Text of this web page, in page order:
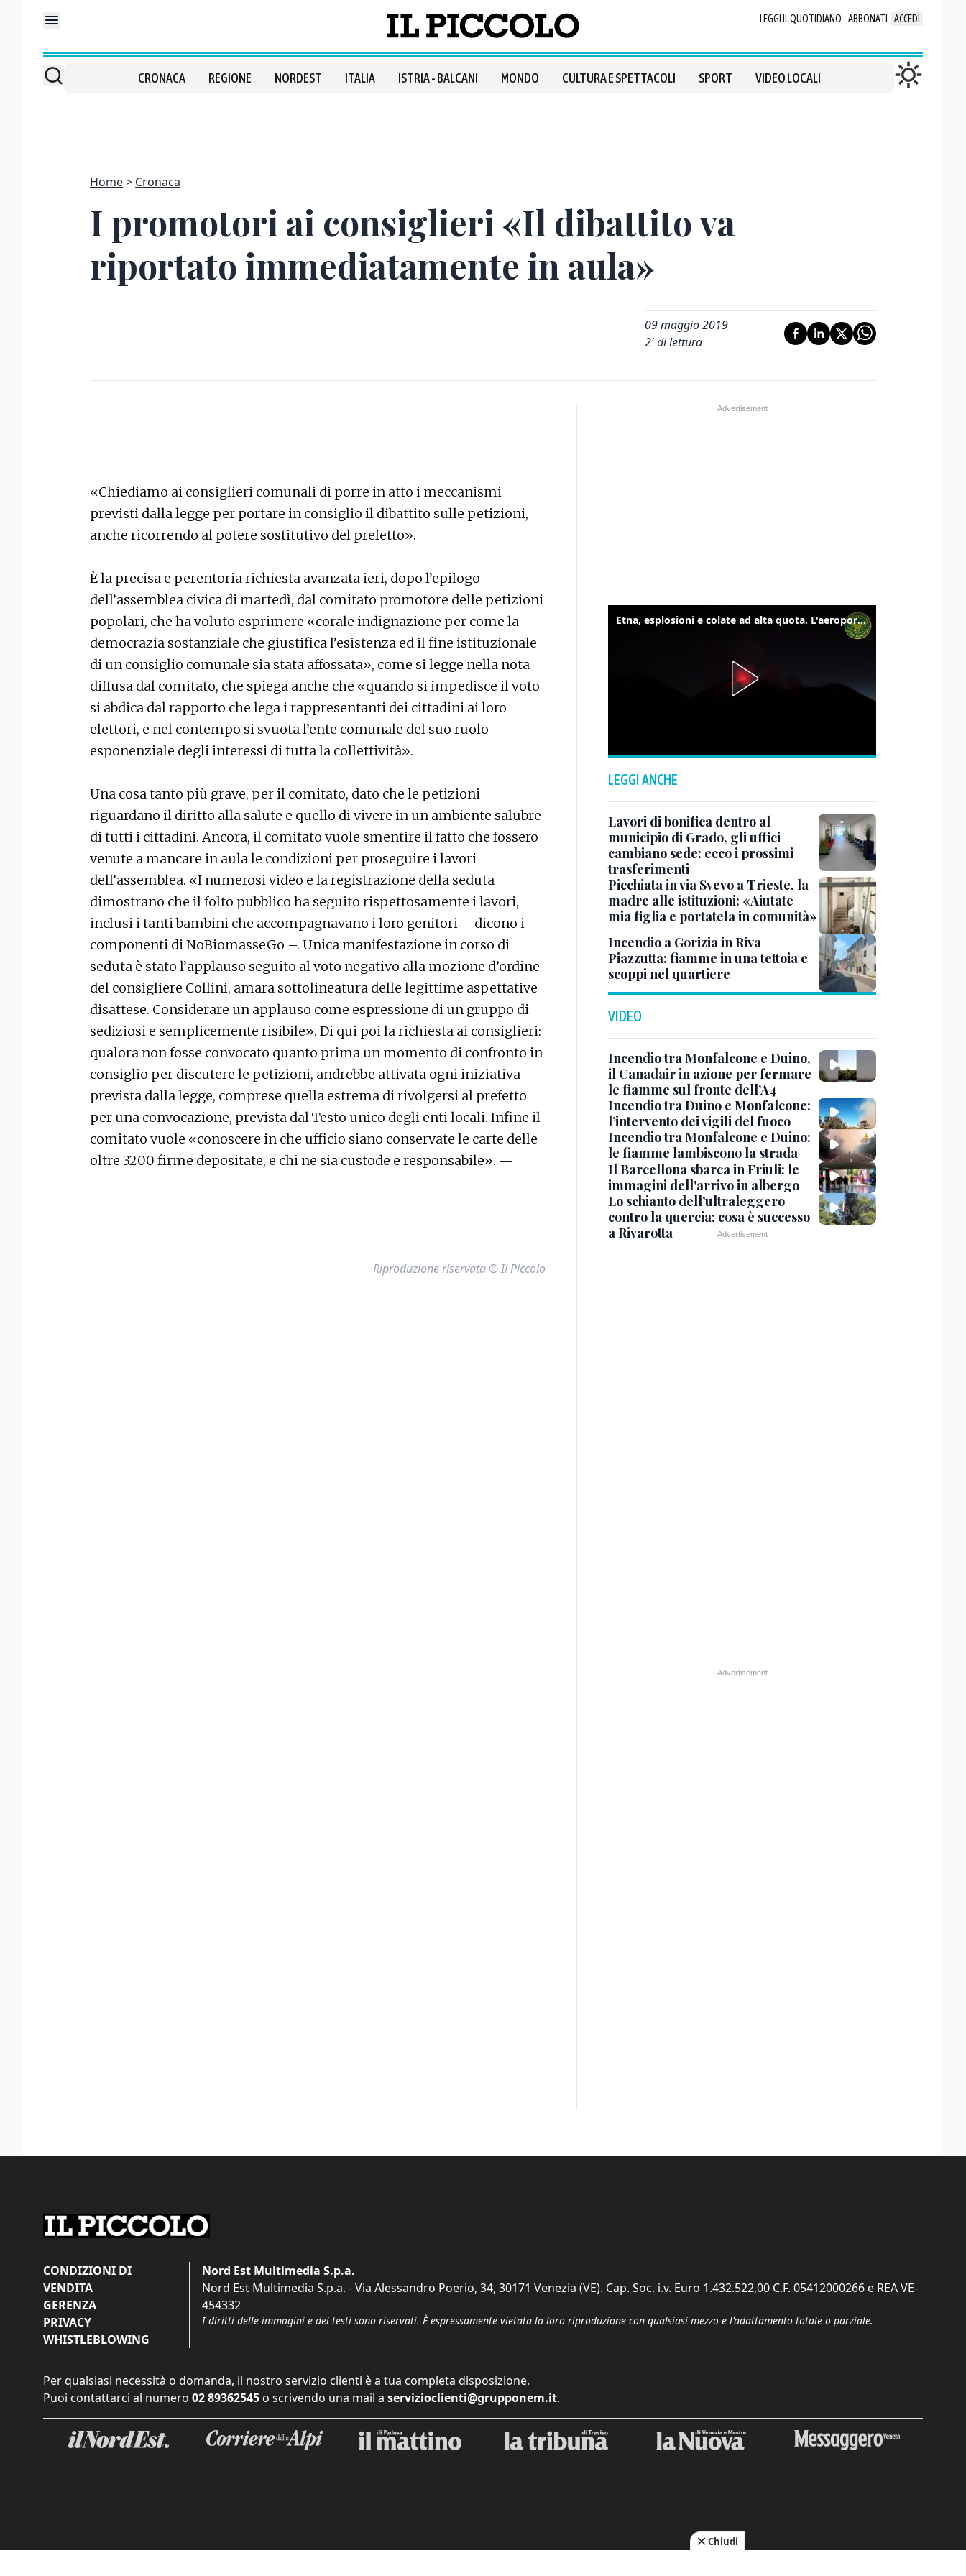
LEGGI IL QUOTIDIANO ABBONATI ACCEDI
CRONACA REGIONE NORDEST ITALIA ISTRIA - BALCANI MONDO CULTURA E SPETTACOLI SPORT VIDEO LOCALI
Home Cronaca
I promotori ai consiglieri «Il dibattito va
riportato immediatamente in aula»
09 maggio 2019
2' di lettura
«Chiediamo ai consiglieri comunali di porre in atto i meccanismi
previsti dalla legge per portare in consiglio il dibattito sulle petizioni,
anche ricorrendo al potere sostitutivo del prefetto».
È la precisa e perentoria richiesta avanzata ieri, dopo l’epilogo
dell’assemblea civica di martedì, dal comitato promotore delle petizioni
popolari, che ha voluto esprimere «corale indignazione per come la
democrazia sostanziale che giustifica l’esistenza ed il fine istituzionale
di un consiglio comunale sia stata affossata», come si legge nella nota
diffusa dal comitato, che spiega anche che «quando si impedisce il voto
si abdica dal rapporto che lega i rappresentanti dei cittadini ai loro
elettori, e nel contempo si svuota l’ente comunale del suo ruolo
esponenziale degli interessi di tutta la collettività».
Una cosa tanto più grave, per il comitato, dato che le petizioni
riguardano il diritto alla salute e quello di vivere in un ambiente salubre
di tutti i cittadini. Ancora, il comitato vuole smentire il fatto che fossero
venute a mancare in aula le condizioni per proseguire i lavori
dell’assemblea. «I numerosi video e la registrazione della seduta
dimostrano che il folto pubblico ha seguito rispettosamente i lavori,
inclusi i tanti bambini che accompagnavano i loro genitori – dicono i
componenti di NoBiomasseGo –. Unica manifestazione in corso di
seduta è stato l’applauso seguito al voto negativo alla mozione d’ordine
del consigliere Collini, amara sottolineatura delle legittime aspettative
disattese. Considerare un applauso come espressione di un gruppo di
sediziosi e semplicemente risibile». Di qui poi la richiesta ai consiglieri:
qualora non fosse convocato quanto prima un momento di confronto in
consiglio per discutere le petizioni, andrebbe attivata ogni iniziativa
prevista dalla legge, comprese quella estrema di rivolgersi al prefetto
per una convocazione, prevista dal Testo unico degli enti locali. Infine il
comitato vuole «conoscere in che ufficio siano conservate le carte delle
oltre 3200 firme depositate, e chi ne sia custode e responsabile». —
Riproduzione riservata © Il Piccolo
Etna, esplosioni e colate ad alta quota. L'aeroporto di Catania verso la normalità
LEGGI ANCHE
Lavori di bonifica dentro al
municipio di Grado, gli uffici
cambiano sede: ecco i prossimi
trasferimenti
Picchiata in via Svevo a Trieste, la
madre alle istituzioni: «Aiutate
mia figlia e portatela in comunità»
Incendio a Gorizia in Riva
Piazzutta: fiamme in una tettoia e
scoppi nel quartiere
VIDEO
Incendio tra Monfalcone e Duino,
il Canadair in azione per fermare
le fiamme sul fronte dell’A4
Incendio tra Duino e Monfalcone:
l’intervento dei vigili del fuoco
Incendio tra Monfalcone e Duino:
le fiamme lambiscono la strada
Il Barcellona sbarca in Friuli: le
immagini dell'arrivo in albergo
Lo schianto dell’ultraleggero
contro la quercia: cosa è successo
a Rivarotta
CONDIZIONI DI
VENDITA
GERENZA
PRIVACY
WHISTLEBLOWING
Nord Est Multimedia S.p.a.
Nord Est Multimedia S.p.a. - Via Alessandro Poerio, 34, 30171 Venezia (VE). Cap. Soc. i.v. Euro 1.432.522,00 C.F. 05412000266 e REA VE-
454332
I diritti delle immagini e dei testi sono riservati. È espressamente vietata la loro riproduzione con qualsiasi mezzo e l'adattamento totale o parziale.
Per qualsiasi necessità o domanda, il nostro servizio clienti è a tua completa disposizione.
Puoi contattarci al numero 02 89362545 o scrivendo una mail a servizioclienti@grupponem.it.
Chiudi